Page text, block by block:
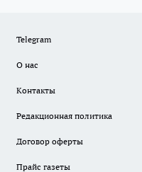
Telegram
О нас
Контакты
Редакционная политика
Договор оферты
Прайс газеты